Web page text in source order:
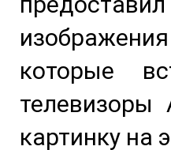
которые
телевизоры
картинку на